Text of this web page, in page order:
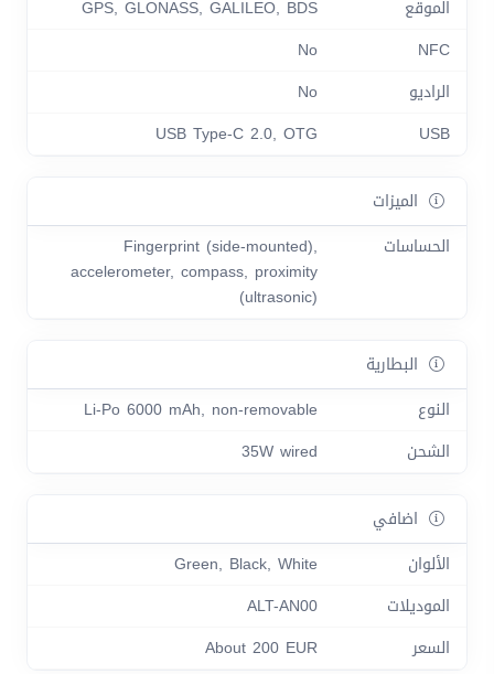
الموقع
GPS, GLONASS, GALILEO, BDS
NFC
No
الراديو
No
USB
USB Type-C 2.0, OTG
الميزات
الحساسات
Fingerprint (side-mounted),
accelerometer, compass, proximity
(ultrasonic)
البطارية
النوع
Li-Po 6000 mAh, non-removable
الشحن
35W wired
اضافي
الألوان
Green, Black, White
الموديلات
ALT-AN00
السعر
About 200 EUR